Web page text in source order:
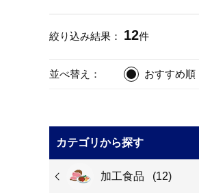
絞り込み結果： 12件
並べ替え： おすすめ順
カテゴリから探す
加工食品 (12)